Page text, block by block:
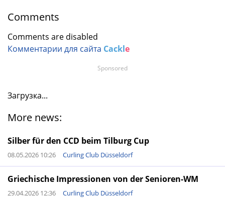
Comments
Comments are disabled
Комментарии для сайта Cackle
Загрузка...
More news:
Silber für den CCD beim Tilburg Cup
08.05.2026 10:26 Curling Club Düsseldorf
Griechische Impressionen von der Senioren-WM
29.04.2026 12:36 Curling Club Düsseldorf
Sponsored